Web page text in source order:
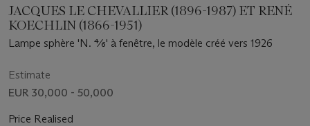
JACQUES LE CHEVALLIER (1896-1987) ET RENÉ
KOECHLIN (1866-1951)
Lampe sphère 'N. 4⁄6' à fenêtre, le modèle créé vers 1926
Estimate
EUR 30,000 - 50,000
Price Realised